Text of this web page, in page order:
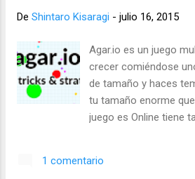
http://tonarinoyj.jp/
De Shintaro Kisaragi - julio 16, 2015
Agar.io es un juego
crecer comiéndose
de tamaño y haces
tu tamaño enorme
juego es Online tiene
solo pon el nombre y
1 comentario